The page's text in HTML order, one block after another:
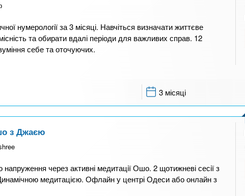
нумерології за 3 місяці. Навчіться визначати життєве
та обирати вдалі періоди для важливих справ. 12
себе та оточуючих.
3 місяці
з Джаєю
напруження через активні медитації Ошо. 2 щотижневі сесії з
медитацією. Офлайн у центрі Одеси або онлайн з